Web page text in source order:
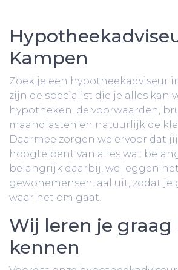
Kampen
Zoek je een hypotheekadviseur
zijn de specialist die je alles kan
hypotheken, de voorwaarden,
maandlasten en natuurlijk de
Daarmee zorgen we ervoor dat
hoogte bent van alles wat
belangrijk daarbij, we leggen
gewonemensentaal uit, zodat
waar het om gaat.
Wij leren je graag
kennen